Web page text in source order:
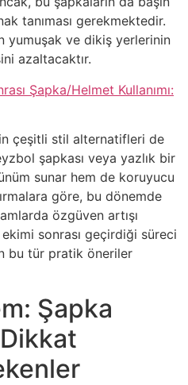
tanıması gerekmektedir.
yumuşak ve dikiş yerlerinin
azaltacaktır.
Şapka/Helmet Kullanımı:
çeşitli stil alternatifleri de
şapkası veya yazlık bir
sunar hem de koruyucu
göre, bu dönemde
özgüven artışı
sonrası geçirdiği süreci
bu tür pratik öneriler
Şapka
Dikkat